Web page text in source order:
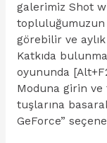
galerimiz Shot
topluluğumuzun
görebilir ve aylık
Katkıda
oyununda
Moduna girin
tuşlarına
GeForce”